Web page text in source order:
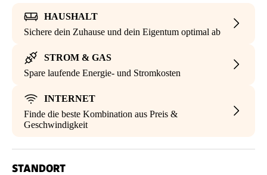
HAUSHALT
Sichere dein Zuhause und dein Eigentum optimal ab
STROM & GAS
Spare laufende Energie- und Stromkosten
INTERNET
Finde die beste Kombination aus Preis &
Geschwindigkeit
STANDORT